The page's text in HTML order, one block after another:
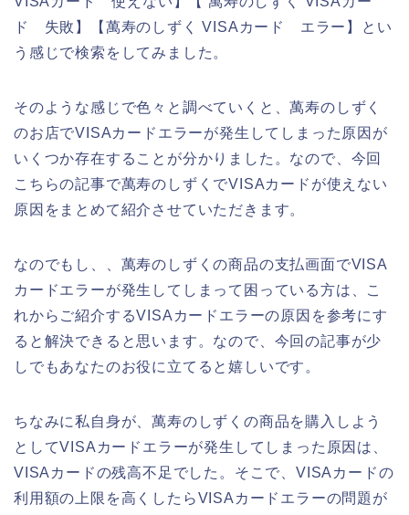
ド 失敗】【萬寿のしずく VISAカード エラー】とい
う感じで検索をしてみました。
そのような感じで色々と調べていくと、萬寿のしずく
のお店でVISAカードエラーが発生してしまった原因が
いくつか存在することが分かりました。なので、今回
こちらの記事で萬寿のしずくでVISAカードが使えない
原因をまとめて紹介させていただきます。
なのでもし、、萬寿のしずくの商品の支払画面でVISA
カードエラーが発生してしまって困っている方は、こ
れからご紹介するVISAカードエラーの原因を参考にす
ると解決できると思います。なので、今回の記事が少
しでもあなたのお役に立てると嬉しいです。
ちなみに私自身が、萬寿のしずくの商品を購入しよう
としてVISAカードエラーが発生してしまった原因は、
VISAカードの残高不足でした。そこで、VISAカードの
利用額の上限を高くしたらVISAカードエラーの問題が